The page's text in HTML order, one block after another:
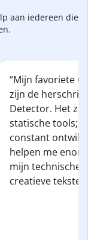
aan iedereen die
“Mijn favoriete
zijn de
Detector. Het
statische tools;
constant
helpen me
mijn technische,
creatieve